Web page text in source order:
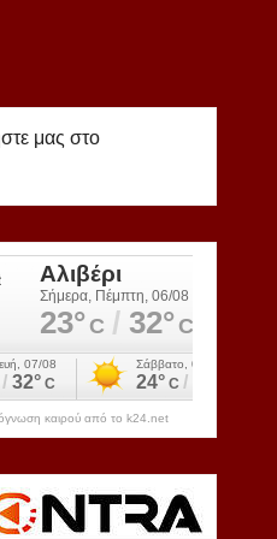
μας στο
καιρού από το k24.net